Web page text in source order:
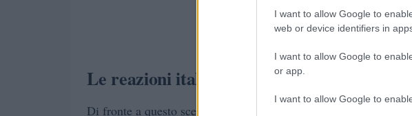
I want to allow Google to
web or device identifiers in
I want to allow Google to
or app.
I want to allow Google to
Le reazioni italiane e le misure in atto
Di fronte a questo scenario, il governo italiano ha già